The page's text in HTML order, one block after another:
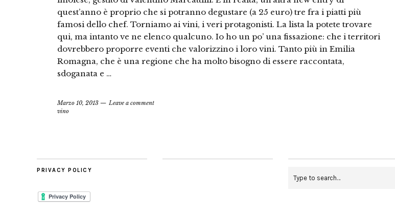
quest’anno è proprio che si potranno degustare (a 25 euro) tre fra i piatti più
famosi dello chef. Torniamo ai vini, i veri protagonisti. La lista la potete trovare
qui, ma intanto ve ne elenco qualcuno. Io ho un po’ una fissazione: che i territori
dovrebbero proporre eventi che valorizzino i loro vini. Tanto più in Emilia
Romagna, che è una regione che ha molto bisogno di essere raccontata,
sdoganata e …
Marzo 10, 2013
Leave a comment
vino
PRIVACY POLICY